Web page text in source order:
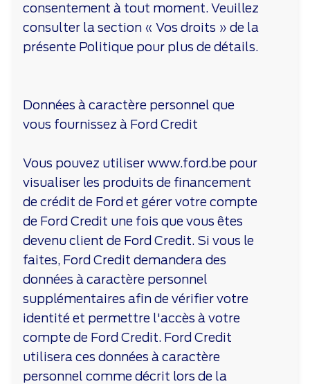
consentement à tout moment. Veuillez
consulter la section « Vos droits » de la
présente Politique pour plus de détails.
Données à caractère personnel que
vous fournissez à Ford Credit
Vous pouvez utiliser www.ford.be pour
visualiser les produits de financement
de crédit de Ford et gérer votre compte
de Ford Credit une fois que vous êtes
devenu client de Ford Credit. Si vous le
faites, Ford Credit demandera des
données à caractère personnel
supplémentaires afin de vérifier votre
identité et permettre l'accès à votre
compte de Ford Credit. Ford Credit
utilisera ces données à caractère
personnel comme décrit lors de la